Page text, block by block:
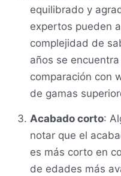
equilibrado y
expertos pueden
complejidad de
años se
comparación con
de gamas
Acabado corto:
notar que el
es más corto en
de edades más